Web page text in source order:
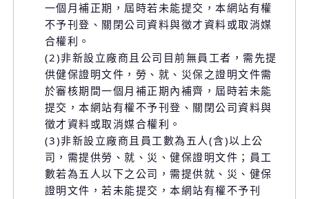
一個月補正期，屆時若未能提交，本網站有權
不予刊登、關閉公司資料與徵才資料或取消媒
合權利。
(2)非新設立廠商且公司目前無員工者，需先提
供健保證明文件，勞、就、災保之證明文件需
於審核期間一個月補正期內補齊，屆時若未能
提交，本網站有權不予刊登、關閉公司資料與
徵才資料或取消媒合權利。
(3)非新設立廠商且員工數為五人(含)以上公
司，需提供勞、就、災、健保證明文件；員工
數若為五人以下之公司，需提供就、災、健保
證明文件，若未能提交，本網站有權不予刊